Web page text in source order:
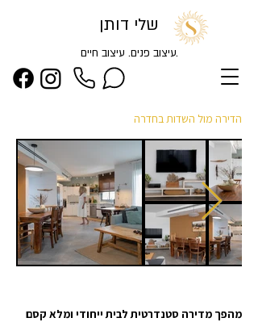
שלי דותן
.עיצוב פנים. עיצוב חיים
הדירה מול השדות בחדרה
מהפך מדירה סטנדרטית לבית ייחודי ומלא קסם